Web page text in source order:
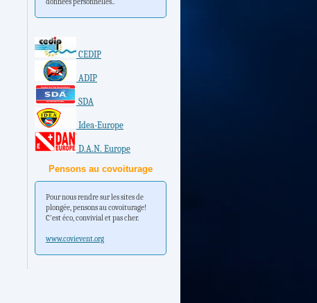
CEDIP
ADIP
SDA
Idea-Europe
D.A.N. Europe
Pensons au covoiturage
Pour nous rendre sur les sites de
plongée, pensons au covoiturage!
C'est éco, convivial et pas cher.
www.covievent.org